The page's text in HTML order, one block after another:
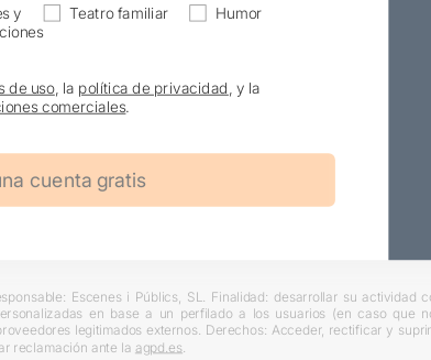
y
Teatro familiar Humor
de uso, la política de privacidad , y la
comerciales.
Escenes i Públics, SL. Finalidad: desarrollar su actividad
en base a un perfilado a los usuarios (en caso que
legitimados externos. Derechos: Acceder, rectificar y
reclamación ante la agpd.es